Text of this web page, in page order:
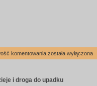
komentowania Stylosynth70
stylofonu
została wyłączona
i droga do upadku